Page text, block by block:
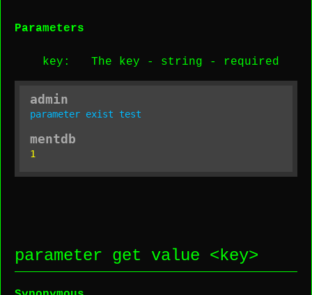
Parameters
key : The key - string - required
admin
parameter exist test
mentdb
1
parameter get value <key>